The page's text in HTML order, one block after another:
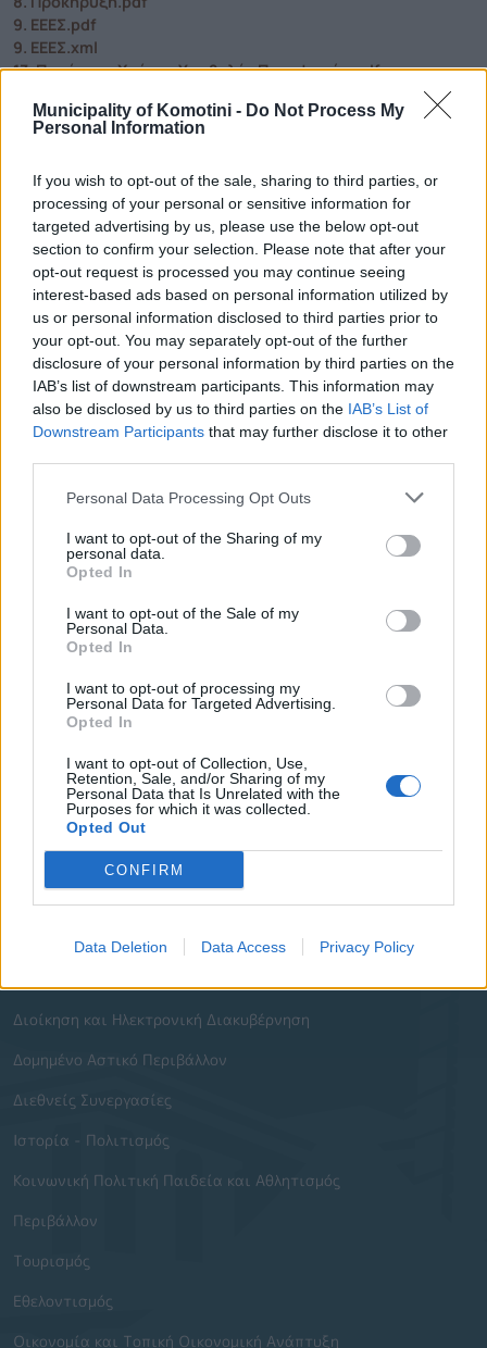
Municipality of Komotini - Do Not Process My
Personal Information
If you wish to opt-out of the sale, sharing to third parties, or
processing of your personal or sensitive information for
targeted advertising by us, please use the below opt-out
section to confirm your selection. Please note that after your
opt-out request is processed you may continue seeing
interest-based ads based on personal information utilized by
us or personal information disclosed to third parties prior to
your opt-out. You may separately opt-out of the further
disclosure of your personal information by third parties on the
IAB’s list of downstream participants. This information may
also be disclosed by us to third parties on the IAB’s List of
Downstream Participants that may further disclose it to other
Personal Data Processing Opt Outs
I want to opt-out of the Sharing of my
personal data.
Opted In
I want to opt-out of the Sale of my
Personal Data.
Opted In
I want to opt-out of processing my
Personal Data for Targeted Advertising.
Opted In
I want to opt-out of Collection, Use,
Retention, Sale, and/or Sharing of my
Personal Data that Is Unrelated with the
Purposes for which it was collected.
Opted Out
CONFIRM
Data Deletion Data Access Privacy Policy
9. ΕΕΕΣ.pdf
9. ΕΕΕΣ.xml
13. Παράταση Χρόνου Υποβολής Προσφορών.pdf
Τηλεφωνικό Κέντρο
25313-52400
FAX Δήμου
25310-22756
Γραφείο Δημάρχου
25310-82177
Κ.Ε.Π.
25310-83300
Κ.Α.Π.Η.
25310-22797
Νοσοκομείο
25310-22222
Αστυνομικό Τμήμα
25310-22100
Κ.Τ.Ε.Λ.
25310-22912
Ο.Σ.Ε.
25310-22650
Γρήγορη Πλοήγηση
Ο Δήμαρχος
Δημοτικό Συμβούλιο
Δημοτικές Κοινότητες
Υπηρεσίες του Δήμου
Οι Δημοτικές Επιχειρήσεις
Χρήσιμα Τηλέφωνα
Διοίκηση και Ηλεκτρονική Διακυβέρνηση
Δομημένο Αστικό Περιβάλλον
Διεθνείς Συνεργασίες
Ιστορία - Πολιτισμός
Κοινωνική Πολιτική Παιδεία και Αθλητισμός
Περιβάλλον
Τουρισμός
Εθελοντισμός
Οικονομία και Τοπική Οικονομική Ανάπτυξη